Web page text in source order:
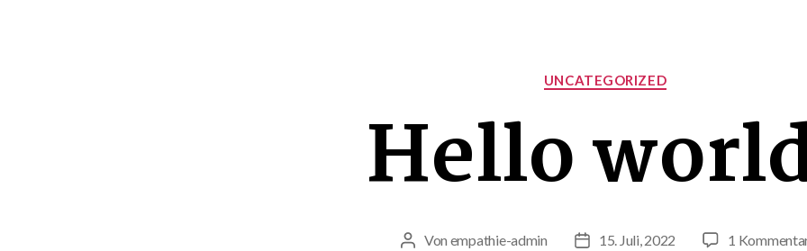
Kategorien
UNCATEGORIZED
Hello
Beitragsautor
Von empathie-admin Beitragsdatum
15. Juli, 2022 1